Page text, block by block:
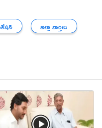
జిల్లా వార్తలు